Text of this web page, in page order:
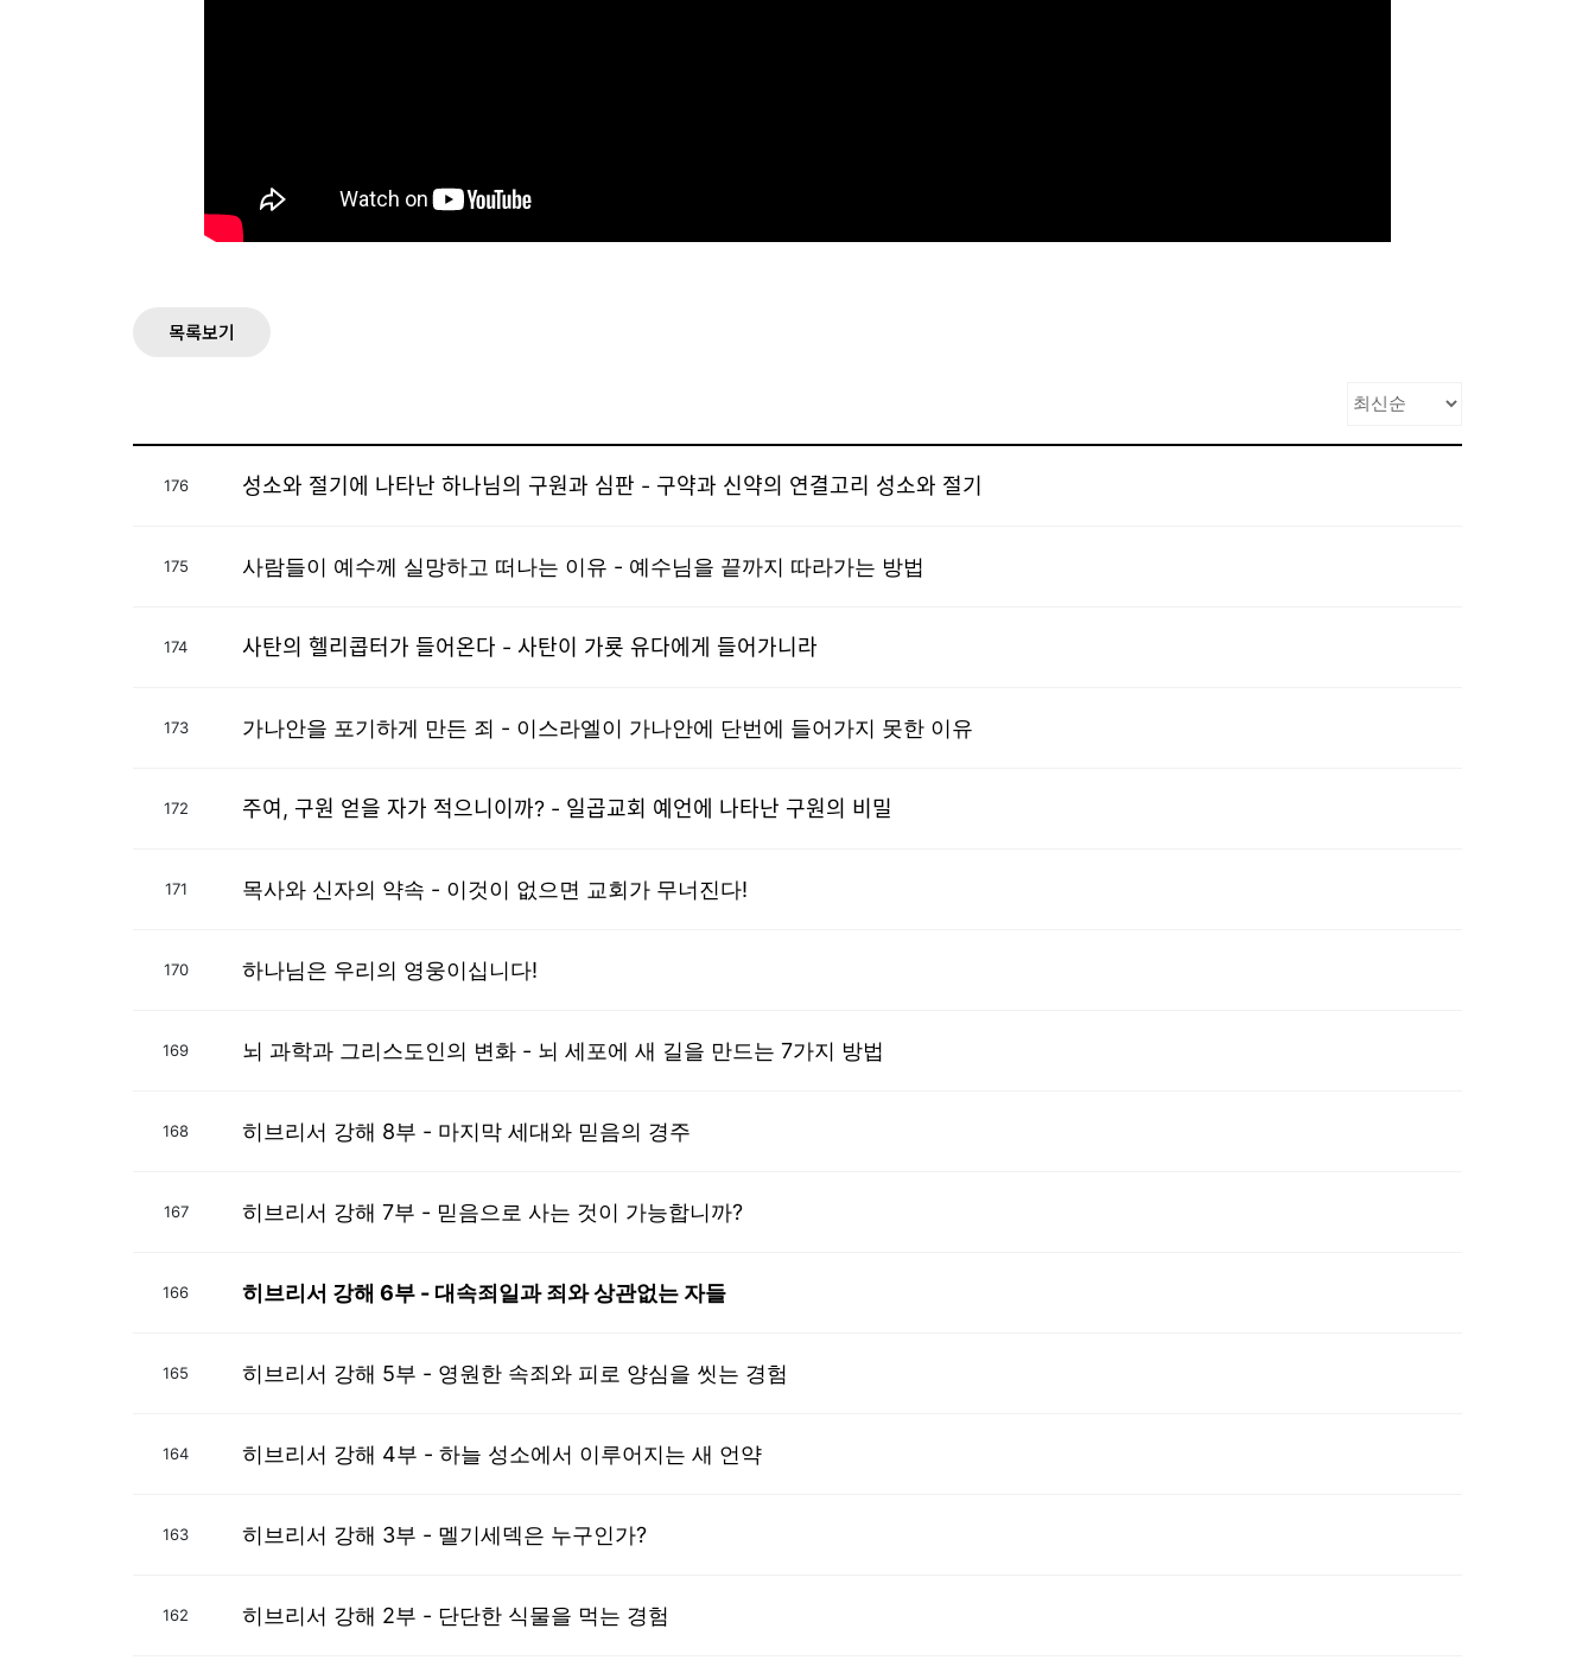
목록보기
176 성소와 절기에 나타난 하나님의 구원과 심판 - 구약과 신약의 연결고리 성소와 절기
175 사람들이 예수께 실망하고 떠나는 이유 - 예수님을 끝까지 따라가는 방법
174 사탄의 헬리콥터가 들어온다 - 사탄이 가룟 유다에게 들어가니라
173 가나안을 포기하게 만든 죄 - 이스라엘이 가나안에 단번에 들어가지 못한 이유
172 주여, 구원 얻을 자가 적으니이까? - 일곱교회 예언에 나타난 구원의 비밀
171 목사와 신자의 약속 - 이것이 없으면 교회가 무너진다!
170 하나님은 우리의 영웅이십니다!
169 뇌 과학과 그리스도인의 변화 - 뇌 세포에 새 길을 만드는 7가지 방법
168 히브리서 강해 8부 - 마지막 세대와 믿음의 경주
167 히브리서 강해 7부 - 믿음으로 사는 것이 가능합니까?
166 히브리서 강해 6부 - 대속죄일과 죄와 상관없는 자들
165 히브리서 강해 5부 - 영원한 속죄와 피로 양심을 씻는 경험
164 히브리서 강해 4부 - 하늘 성소에서 이루어지는 새 언약
163 히브리서 강해 3부 - 멜기세덱은 누구인가?
162 히브리서 강해 2부 - 단단한 식물을 먹는 경험